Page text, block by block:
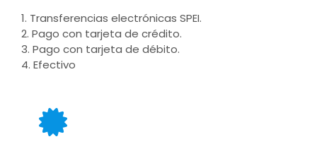
1. Transferencias electrónicas SPEI.
2. Pago con tarjeta de crédito.
3. Pago con tarjeta de débito.
4. Efectivo